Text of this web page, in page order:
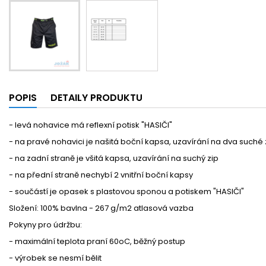
POPIS DETAILY PRODUKTU
- levá nohavice má reflexní potisk "HASIČI"
- na pravé nohavici je našitá boční kapsa, uzavírání na dva suché
- na zadní straně je všitá kapsa, uzavírání na suchý zip
- na přední straně nechybí 2 vnitřní boční kapsy
- součástí je opasek s plastovou sponou a potiskem "HASIČI"
Složení: 100% bavlna - 267 g/m2 atlasová vazba
Pokyny pro údržbu:
- maximální teplota praní 60oC, běžný postup
- výrobek se nesmí bělit